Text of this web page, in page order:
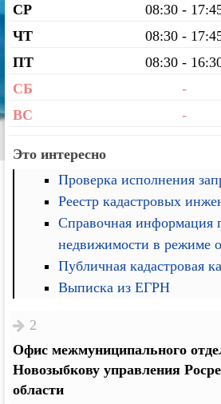
СР 08:30 -
ЧТ 08:30 -
ПТ 08:30 -
СБ -
ВС -
Это интересно
Проверка исполнения
Реестр кадастровых
Справочная информация
недвижимости в режиме
Публичная кадастровая
Выписка из ЕГРН
2
Офис межмуниципального
Новозыбкову управления
области